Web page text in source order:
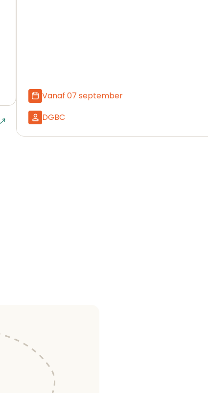
Vanaf 07 september
DGBC